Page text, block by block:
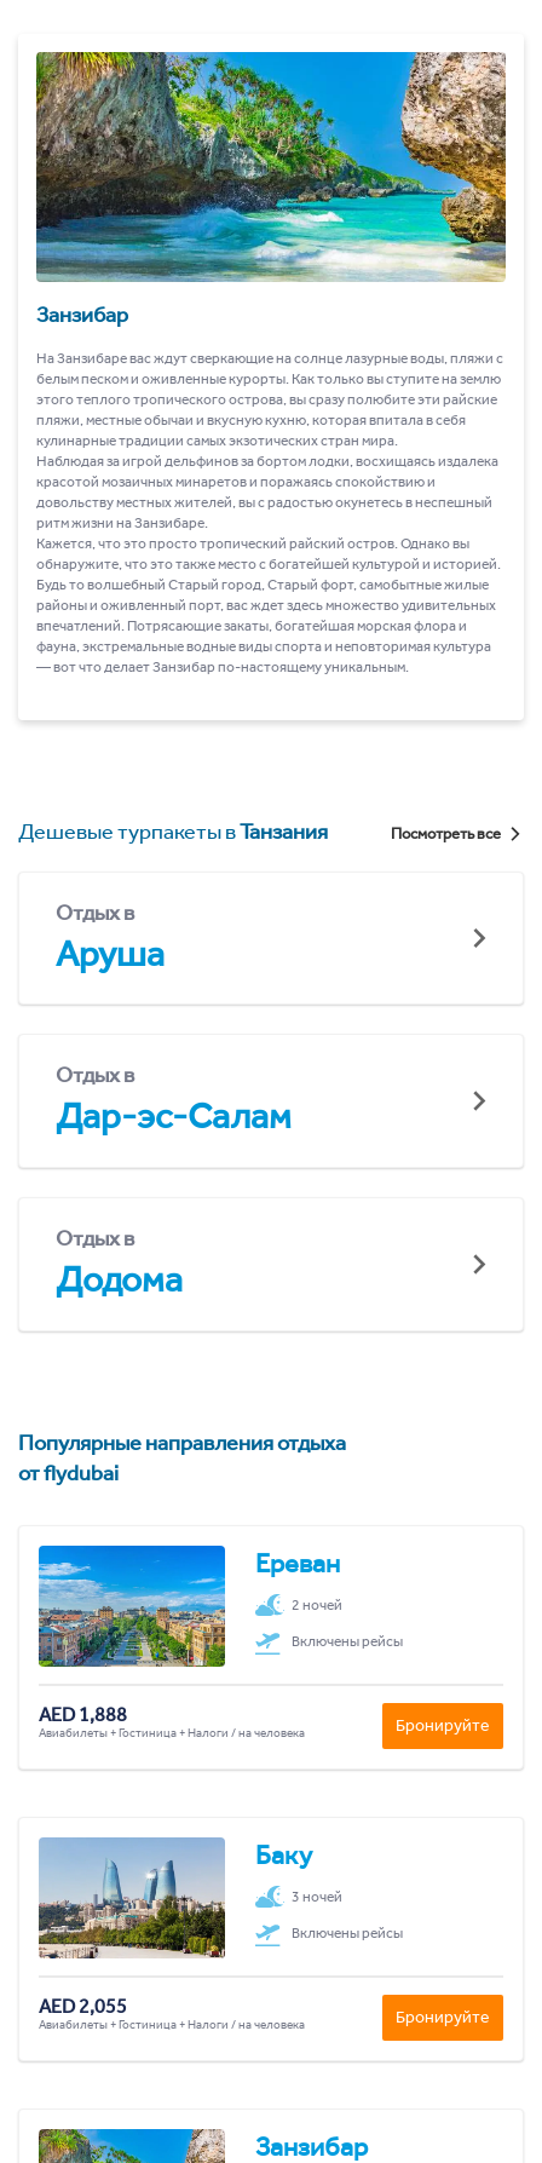
Занзибар
На Занзибаре вас ждут сверкающие на солнце лазурные воды, пляжи с
белым песком и оживленные курорты. Как только вы ступите на землю
этого теплого тропического острова, вы сразу полюбите эти райские
пляжи, местные обычаи и вкусную кухню, которая впитала в себя
кулинарные традиции самых экзотических стран мира.
Наблюдая за игрой дельфинов за бортом лодки, восхищаясь издалека
красотой мозаичных минаретов и поражаясь спокойствию и
довольству местных жителей, вы с радостью окунетесь в неспешный
ритм жизни на Занзибаре.
Кажется, что это просто тропический райский остров. Однако вы
обнаружите, что это также место с богатейшей культурой и историей.
Будь то волшебный Старый город, Старый форт, самобытные жилые
районы и оживленный порт, вас ждет здесь множество удивительных
впечатлений. Потрясающие закаты, богатейшая морская флора и
фауна, экстремальные водные виды спорта и неповторимая культура
― вот что делает Занзибар по-настоящему уникальным.
Дешевые турпакеты вТанзания Посмотреть все
Отдых в
Аруша
Отдых в
Дар-эс-Салам
Отдых в
Додома
Популярные направления отдыха
от flydubai
Ереван
2 ночей
Включены рейсы
AED 1,888
Авиабилеты + Гостиница + Налоги / на человека Бронируйте
Баку
3 ночей
Включены рейсы
AED 2,055
Авиабилеты + Гостиница + Налоги / на человека Бронируйте
Занзибар